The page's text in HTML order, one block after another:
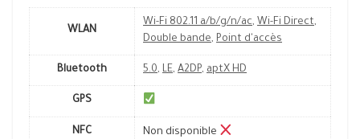
WLAN
Wi-Fi 802.11 a/b/g/n/ac, Wi-Fi Direct,
Double bande, Point d'accès
Bluetooth 5.0, LE, A2DP, aptX HD
GPS
NFC Non disponible